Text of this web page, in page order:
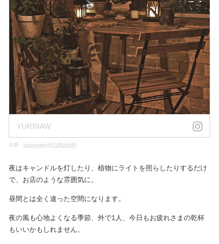
YURINAW
出典： instagram(@YURINAW)
夜はキャンドルを灯したり、植物にライトを照らしたりするだけ
で、お店のような雰囲気に。
昼間とは全く違った空間になります。
夜の風も心地よくなる季節、外で1人、今日もお疲れさまの乾杯
もいいかもしれません。